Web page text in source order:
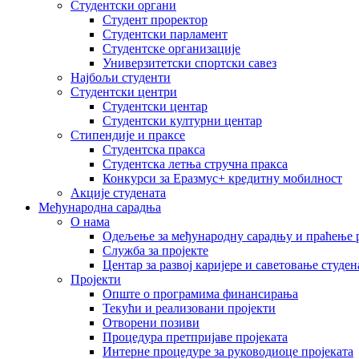
Студентски органи
Студент проректор
Студентски парламент
Студентске организације
Универзитетски спортски савез
Најбољи студенти
Студентски центри
Студентски центар
Студентски културни центар
Стипендије и праксе
Студентска пракса
Студентска летња стручна пракса
Конкурси за Еразмус+ кредитну мобилност
Акције студената
Међународна сарадња
О нама
Одељење за међународну сарадњу и праћење
Служба за пројекте
Центар за развој каријере и саветовање
Пројекти
Опште о програмима финансирања
Текући и реализовани пројекти
Отворени позиви
Процедура претпријаве пројеката
Интерне процедуре за руководиоце пројеката